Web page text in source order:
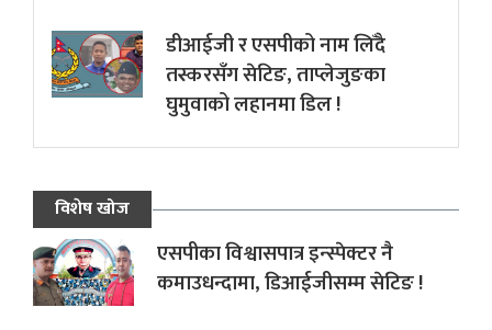
डीआईजी र एसपीको नाम लिँदै
तस्करसँग सेटिङ, ताप्लेजुङका
घुमुवाको लहानमा डिल !
विशेष खोज
एसपीका विश्वासपात्र इन्स्पेक्टर नै
कमाउधन्दामा, डिआईजीसम्म सेटिङ !